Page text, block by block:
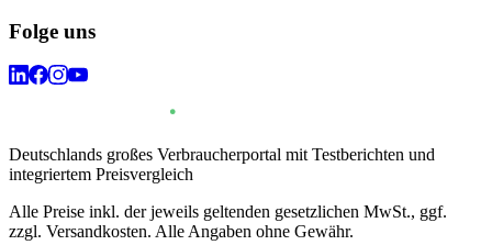
Folge uns
Deutschlands großes Verbraucherportal mit Testberichten und
integriertem Preisvergleich
Alle Preise inkl. der jeweils geltenden gesetzlichen MwSt., ggf.
zzgl. Versandkosten. Alle Angaben ohne Gewähr.